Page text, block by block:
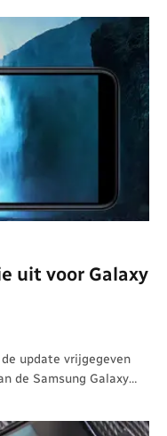
uit voor Galaxy
update vrijgegeven
de Samsung Galaxy…